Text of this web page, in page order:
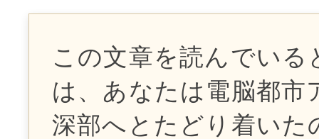
この文章を読んでいる
は、あなたは電脳都市
深部へとたどり着いた